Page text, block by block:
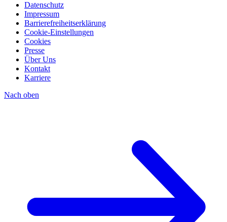
Datenschutz
Impressum
Barrierefreiheitserklärung
Cookie-Einstellungen
Cookies
Presse
Über Uns
Kontakt
Karriere
Nach oben